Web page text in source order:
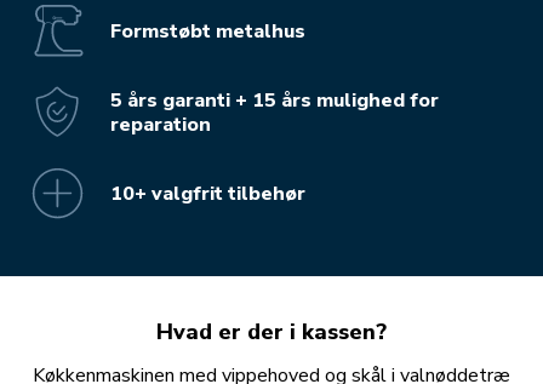
Formstøbt metalhus
5 års garanti + 15 års mulighed for
reparation
10+ valgfrit tilbehør
Hvad er der i kassen?
Køkkenmaskinen med vippehoved og skål i valnøddetræ